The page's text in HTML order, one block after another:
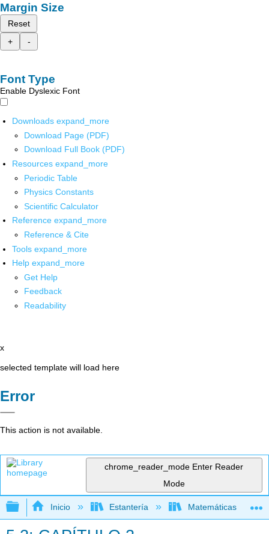
Margin Size
Reset
+
-
Font Type
Enable Dyslexic Font
Downloads expand_more
Download Page (PDF)
Download Full Book (PDF)
Resources expand_more
Periodic Table
Physics Constants
Scientific Calculator
Reference expand_more
Reference & Cite
Tools expand_more
Help expand_more
Get Help
Feedback
Readability
x
selected template will load here
Error
This action is not available.
chrome_reader_mode Enter Reader
Mode
Expandir/contraer jerarquía global
Inicio Estantería Matemáticas